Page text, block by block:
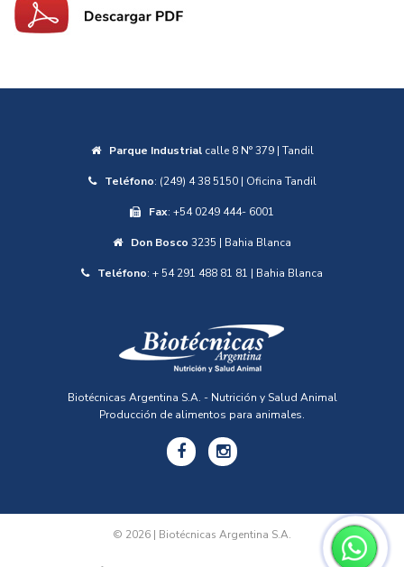
Parque Industrialcalle 8 N° 379 | Tandil
Teléfono: (249) 4 38 5150 | Oficina Tandil
Fax: +54 0249 444- 6001
Don Bosco 3235 | Bahia Blanca
Teléfono: + 54 291 488 81 81 | Bahia Blanca
Biotécnicas Argentina S.A. - Nutrición y Salud Animal
Producción de alimentos para animales.
© 2026 | Biotécnicas Argentina S.A.